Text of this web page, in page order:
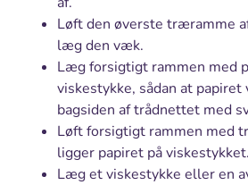
Løft den øverste træramme
læg den væk.
Læg forsigtigt rammen med
viskestykke, sådan at papiret
bagsiden af trådnettet med
Løft forsigtigt rammen med
ligger papiret på viskestykket.
Læg et viskestykke eller en